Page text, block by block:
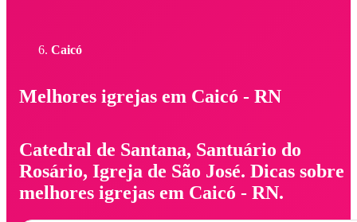
Caicó
Melhores igrejas em Caicó - RN
Catedral de Santana, Santuário do
Rosário, Igreja de São José. Dicas sobre
melhores igrejas em Caicó - RN.